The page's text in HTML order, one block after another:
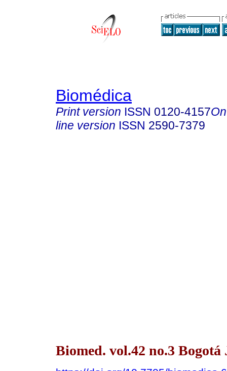
Biomédica
Print version ISSN 0120-4157
line version ISSN 2590-7379
Biomed. vol.42 no.3